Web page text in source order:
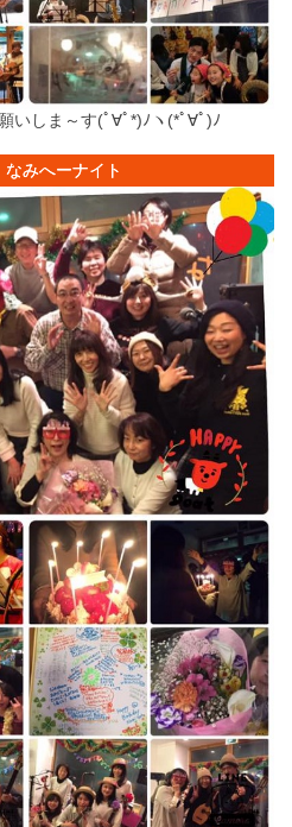
いしま～す(ﾟ∀ﾟ*)ﾉヽ(*ﾟ∀ﾟ)ﾉ
みへーナイト